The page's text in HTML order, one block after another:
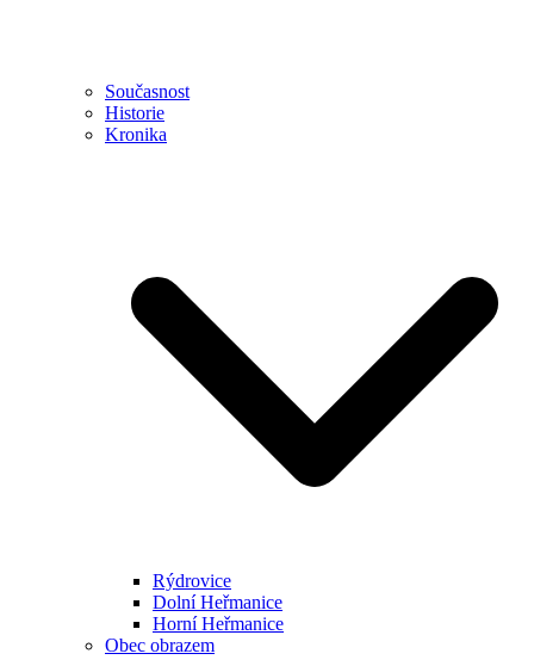
Současnost
Historie
Kronika
Rýdrovice
Dolní Heřmanice
Horní Heřmanice
Obec obrazem